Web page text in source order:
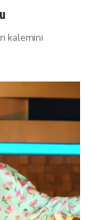
kalemini